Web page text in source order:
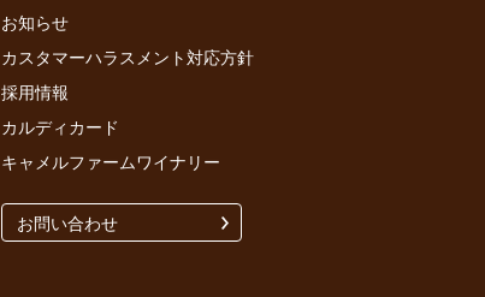
お知らせ
カスタマーハラスメント対応方針
採用情報
カルディカード
キャメルファームワイナリー
お問い合わせ